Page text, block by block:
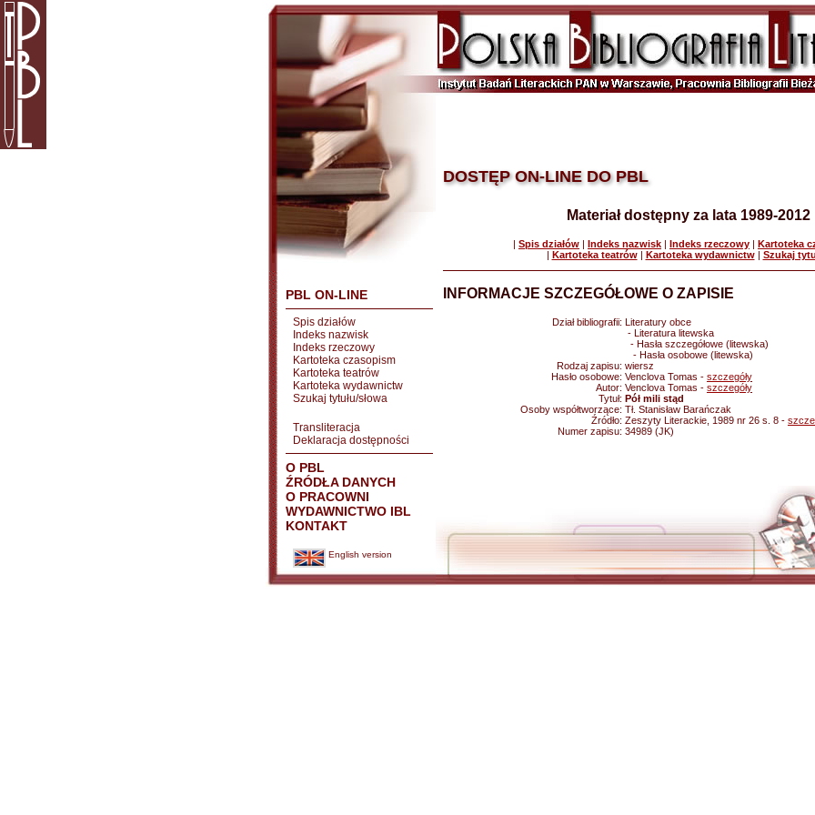
PBL ON-LINE
Spis działów
Indeks nazwisk
Indeks rzeczowy
Kartoteka czasopism
Kartoteka teatrów
Kartoteka wydawnictw
Szukaj tytułu/słowa
Transliteracja
Deklaracja dostępności
O PBL
ŹRÓDŁA DANYCH
O PRACOWNI
WYDAWNICTWO IBL
KONTAKT
English version
DOSTĘP ON-LINE DO PBL
Materiał dostępny za lata 1989-2012
| Spis działów | Indeks nazwisk | Indeks rzeczowy | Kartoteka
| Kartoteka teatrów| Kartoteka wydawnictw| Szukaj
INFORMACJE SZCZEGÓŁOWE O ZAPISIE
Dział bibliografii: Literatury obce
- Literatura litewska
- Hasła szczegółowe (litewska)
- Hasła osobowe (litewska)
Rodzaj zapisu: wiersz
Hasło osobowe: Venclova Tomas - szczegóły
Autor: Venclova Tomas - szczegóły
Tytuł: Pół mili stąd
Osoby współtworzące: Tł. Stanisław Barańczak
Źródło: Zeszyty Literackie, 1989 nr 26 s. 8 -
Numer zapisu: 34989 (JK)